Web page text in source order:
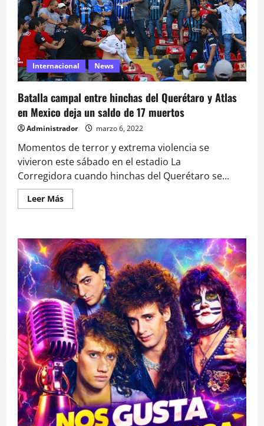
Internacional News
Batalla campal entre hinchas del Querétaro y Atlas
en Mexico deja un saldo de 17 muertos
Administrador marzo 6, 2022
Momentos de terror y extrema violencia se
vivieron este sábado en el estadio La
Corregidora cuando hinchas del Querétaro se...
Leer MásLeer
más
campal
entre
hinchas
del
Querétaro
y
Atlas
en
Mexico
deja
un
saldo
de
17
muertos